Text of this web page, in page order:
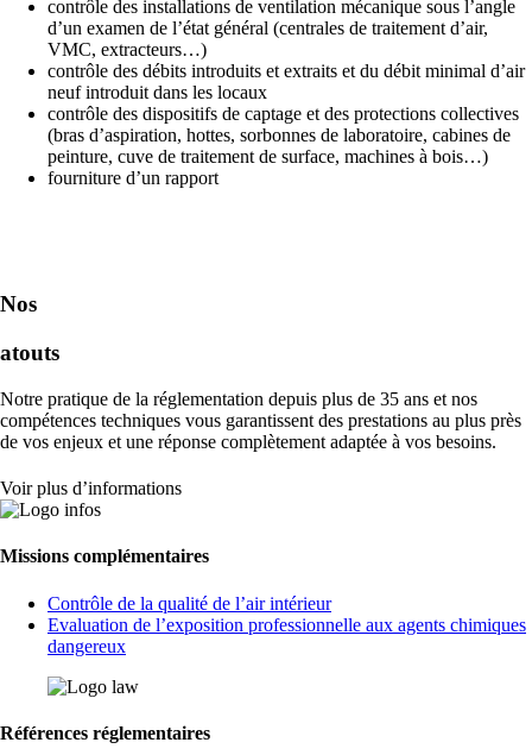
contrôle des installations de ventilation mécanique sous l’angle
d’un examen de l’état général (centrales de traitement d’air,
VMC, extracteurs…)
contrôle des débits introduits et extraits et du débit minimal d’air
neuf introduit dans les locaux
contrôle des dispositifs de captage et des protections collectives
(bras d’aspiration, hottes, sorbonnes de laboratoire, cabines de
peinture, cuve de traitement de surface, machines à bois…)
fourniture d’un rapport
Nos
atouts
Notre pratique de la réglementation depuis plus de 35 ans et nos
compétences techniques vous garantissent des prestations au plus près
de vos enjeux et une réponse complètement adaptée à vos besoins.
Voir plus d’informations
Missions complémentaires
Contrôle de la qualité de l’air intérieur
Evaluation de l’exposition professionnelle aux agents chimiques
dangereux
Références réglementaires